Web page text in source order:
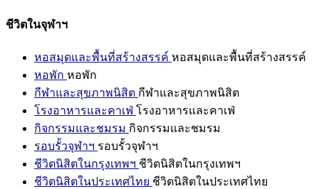
ชีวิตในจุฬาฯ
หอสมุดและพื้นที่สร้างสรรค์ หอสมุดและพื้นที่สร้างสรรค์
หอพัก หอพัก
กีฬาและสุขภาพนิสิต กีฬาและสุขภาพนิสิต
โรงอาหารและคาเฟ่ โรงอาหารและคาเฟ่
กิจกรรมและชมรม กิจกรรมและชมรม
รอบรั้วจุฬาฯ รอบรั้วจุฬาฯ
ชีวิตนิสิตในกรุงเทพฯ ชีวิตนิสิตในกรุงเทพฯ
ชีวิตนิสิตในประเทศไทย ชีวิตนิสิตในประเทศไทย